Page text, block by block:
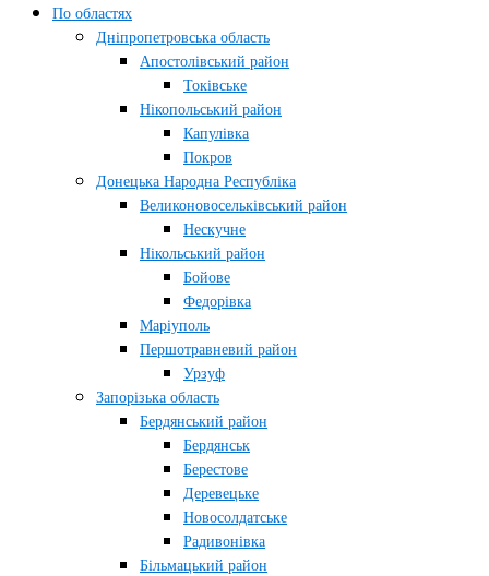
По областях
Дніпропетровська область
Апостолівський район
Токівське
Нікопольський район
Капулівка
Покров
Донецька Народна Республіка
Великоновосельківський район
Нескучне
Нікольський район
Бойове
Федорівка
Маріуполь
Першотравневий район
Урзуф
Запорізька область
Бердянський район
Бердянськ
Берестове
Деревецьке
Новосолдатське
Радивонівка
Більмацький район